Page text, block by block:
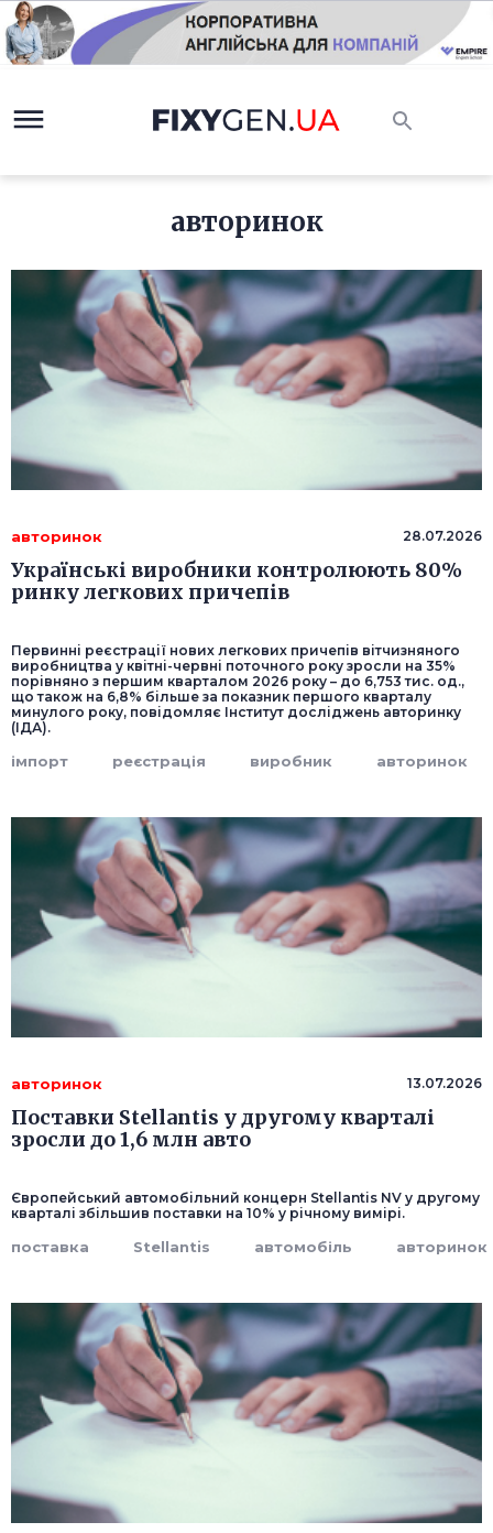
авторинок
авторинок 28.07.2026
Українські виробники контролюють 80%
ринку легкових причепів
Первинні реєстрації нових легкових причепів вітчизняного
виробництва у квітні-червні поточного року зросли на 35%
порівняно з першим кварталом 2026 року – до 6,753 тис. од.,
що також на 6,8% більше за показник першого кварталу
минулого року, повідомляє Інститут досліджень авторинку
(ІДА).
імпорт реєстрація виробник авторинок
авторинок 13.07.2026
Поставки Stellantis у другому кварталі
зросли до 1,6 млн авто
Європейський автомобільний концерн Stellantis NV у другому
кварталі збільшив поставки на 10% у річному вимірі.
поставка Stellantis автомобіль авторинок